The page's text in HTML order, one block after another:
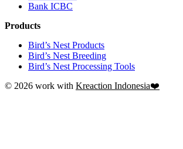
Bank ICBC
Products
Bird’s Nest Products
Bird’s Nest Breeding
Bird’s Nest Processing Tools
© 2026 work with Kreaction Indonesia❤️